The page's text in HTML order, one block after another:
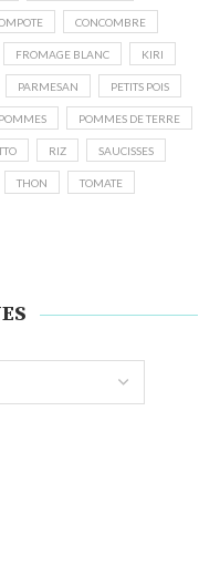
CONCOMBRE
FROMAGE BLANC KIRI
PARMESAN PETITS POIS
POMMES POMMES DE TERRE
RIZ SAUCISSES
THON TOMATE